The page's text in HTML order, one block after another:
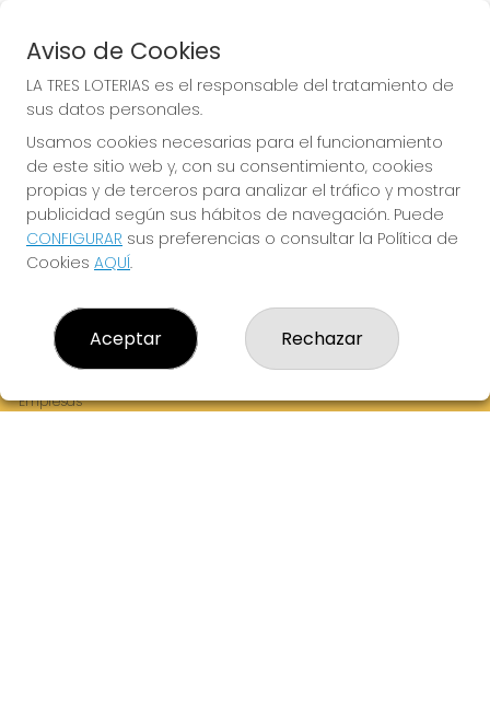
¡La Tres Loterias te desea Mucha Suerte!
¿Quiénes somos?
Comprar lotería
Resultados
Empresas
Aviso de Cookies
LA TRES LOTERIAS es el responsable del tratamiento de
sus datos personales.
Usamos cookies necesarias para el funcionamiento
de este sitio web y, con su consentimiento, cookies
propias y de terceros para analizar el tráfico y mostrar
publicidad según sus hábitos de navegación. Puede
CONFIGURAR sus preferencias o consultar la Política de
Cookies AQUÍ.
Aceptar Rechazar